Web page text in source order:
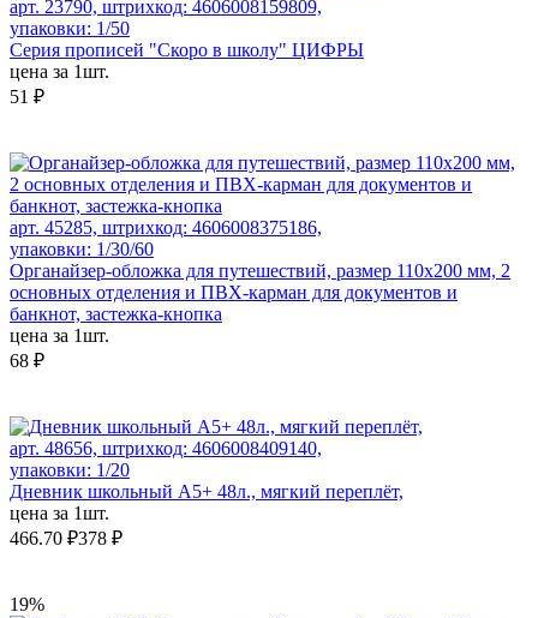
арт. 23790, штрихкод: 4606008159809,
упаковки: 1/50
Серия прописей "Скоро в школу" ЦИФРЫ
цена за 1шт.
51 ₽
арт. 45285, штрихкод: 4606008375186,
упаковки: 1/30/60
Органайзер-обложка для путешествий, размер 110х200 мм, 2
основных отделения и ПВХ-карман для документов и
банкнот, застежка-кнопка
цена за 1шт.
68 ₽
арт. 48656, штрихкод: 4606008409140,
упаковки: 1/20
Дневник школьный А5+ 48л., мягкий переплёт,
цена за 1шт.
466.70 ₽378 ₽
19%